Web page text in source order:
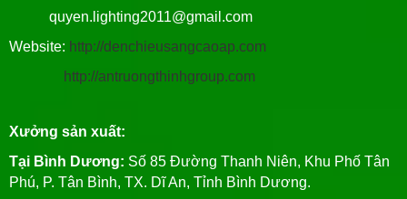
quyen.lighting2011@gmail.com
Website: http://denchieusangcaoap.com
http://antruongthinhgroup.com
Xưởng sản xuất:
Tại Bình Dương: Số 85 Đường Thanh Niên, Khu Phố Tân
Phú, P. Tân Bình, TX. Dĩ An, Tỉnh Bình Dương.